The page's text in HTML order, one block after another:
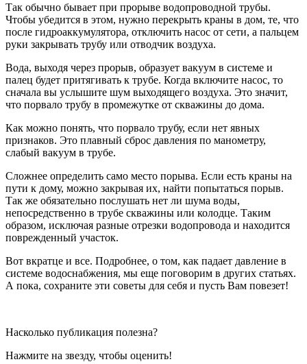
Так обычно бывает при прорыве водопроводной трубы.
Чтобы убедится в этом, нужно перекрыть краны в дом, те, что
после гидроаккумулятора, отключить насос от сети, а пальцем
руки закрывать трубу или отводчик воздуха.
Вода, выходя через прорыв, образует вакуум в системе и
палец будет притягивать к трубе. Когда включите насос, то
сначала вы услышите шум выходящего воздуха. Это значит,
что порвало трубу в промежутке от скважины до дома.
Как можно понять, что порвало трубу, если нет явных
признаков. Это плавный сброс давления по манометру,
слабый вакуум в трубе.
Сложнее определить само место порыва. Если есть краны на
пути к дому, можно закрывая их, найти попытаться порыв.
Так же обязательно послушать нет ли шума воды,
непосредственно в трубе скважины или колодце. Таким
образом, исключая разные отрезки водопровода и находится
поврежденный участок.
Вот вкратце и все. Подробнее, о том, как падает давление в
системе водоснабжения, мы еще поговорим в других статьях.
А пока, сохраните эти советы для себя и пусть Вам повезет!
Насколько публикация полезна?
Нажмите на звезду, чтобы оценить!